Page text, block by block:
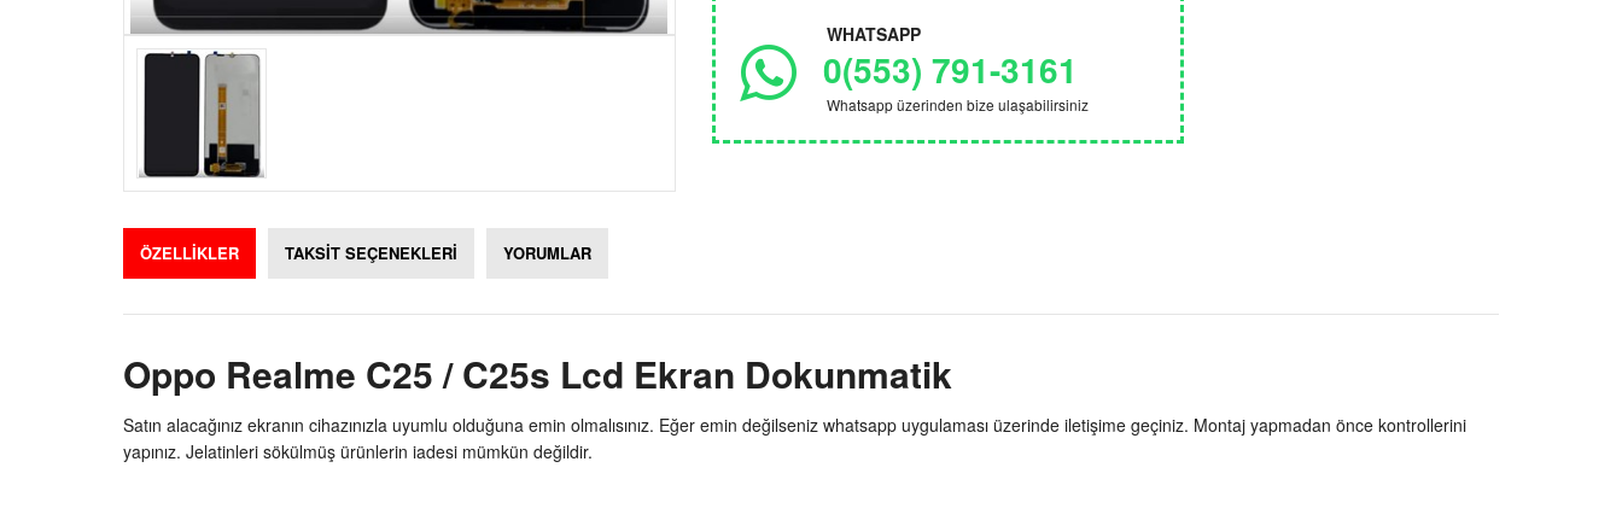
WHATSAPP
0(553) 791-3161
Whatsapp üzerinden bize ulaşabilirsiniz
ÖZELLİKLER TAKSİT SEÇENEKLERİ YORUMLAR
Oppo Realme C25 / C25s Lcd Ekran Dokunmatik
Satın alacağınız ekranın cihazınızla uyumlu olduğuna emin olmalısınız. Eğer emin değilseniz whatsapp uygulaması üzerinde iletişime geçiniz. Montaj yapmadan önce kontrollerini
yapınız. Jelatinleri sökülmüş ürünlerin iadesi mümkün değildir.